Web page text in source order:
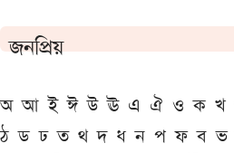
জনপ্রিয়
অ আ ই ঈ উ ঊ এ ঐ ও ক খ
ঠ ড ঢ ত থ দ ধ ন প ফ ব ভ